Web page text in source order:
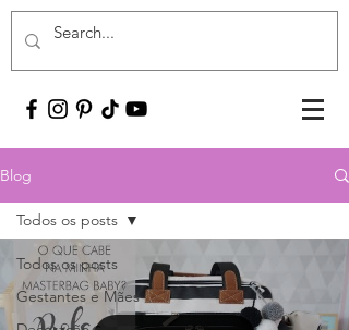
Blog
Todos os posts
Gestantes e Mães
Todos os posts